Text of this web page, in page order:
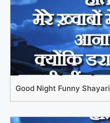
Good Night Funny Shayari